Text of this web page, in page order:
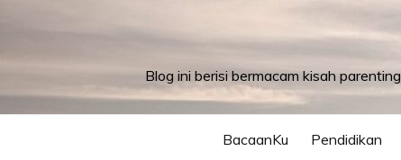
Blog ini berisi bermacam kisah
BacaanKu Pendidikan